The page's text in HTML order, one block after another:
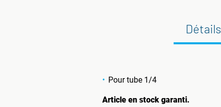
Détails
Pour tube 1/4
Article en stock garanti.